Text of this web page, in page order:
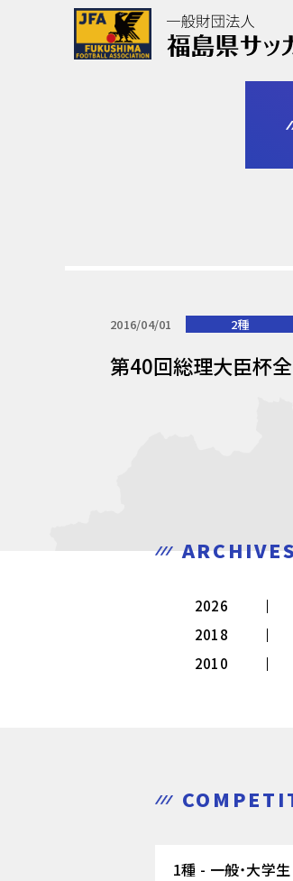
協会につい
審判・指導
2016/04/01 2種
第40回総理大臣杯
2026
2018
2010
1種 - 一般・大学生